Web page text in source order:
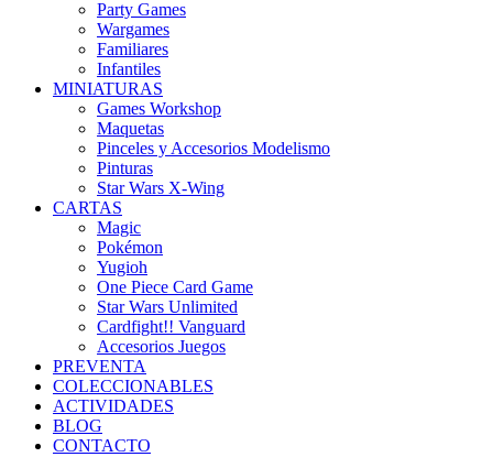
Party Games
Wargames
Familiares
Infantiles
MINIATURAS
Games Workshop
Maquetas
Pinceles y Accesorios Modelismo
Pinturas
Star Wars X-Wing
CARTAS
Magic
Pokémon
Yugioh
One Piece Card Game
Star Wars Unlimited
Cardfight!! Vanguard
Accesorios Juegos
PREVENTA
COLECCIONABLES
ACTIVIDADES
BLOG
CONTACTO